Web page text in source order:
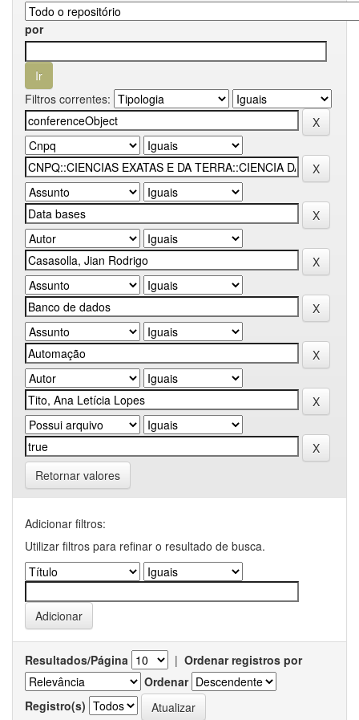
por
Filtros correntes:
Retornar valores
Adicionar filtros:
Utilizar filtros para refinar o resultado de busca.
Resultados/Página | Ordenar registros por
Ordenar
Registro(s)